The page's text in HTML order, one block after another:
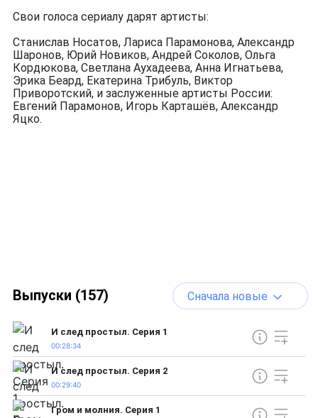
Свои голоса сериалу дарят артисты:
Станислав Носатов, Лариса Парамонова, Александр
Шаронов, Юрий Новиков, Андрей Соколов, Ольга
Кордюкова, Светлана Аухадеева, Анна Игнатьева,
Эрика Беард, Екатерина Трибуль, Виктор
Приворотский, и заслуженные артисты России:
Евгений Парамонов, Игорь Карташёв, Александр
Яцко.
Выпуски (157) Сначала новые
И след простыл. Серия 1
00:28:34
И след простыл. Серия 2
00:29:40
Гром и молния. Серия 1